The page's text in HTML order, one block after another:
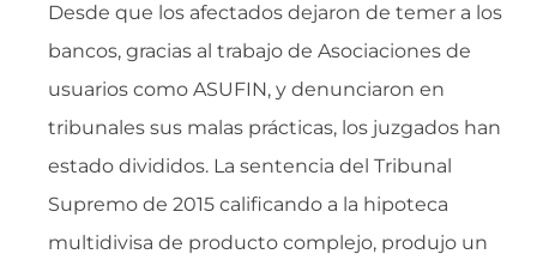
Desde que los afectados dejaron de temer a los
bancos, gracias al trabajo de Asociaciones de
usuarios como ASUFIN, y denunciaron en
tribunales sus malas prácticas, los juzgados han
estado divididos. La sentencia del Tribunal
Supremo de 2015 calificando a la hipoteca
multidivisa de producto complejo, produjo un